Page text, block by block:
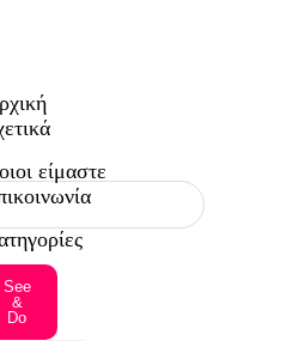
είμαστε
See
&
Do
are available use up and down